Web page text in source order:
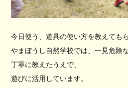
今日使う、道具の使い方を教えても
やまぼうし自然学校では、一見危険
丁寧に教えたうえで、
遊びに活用しています。